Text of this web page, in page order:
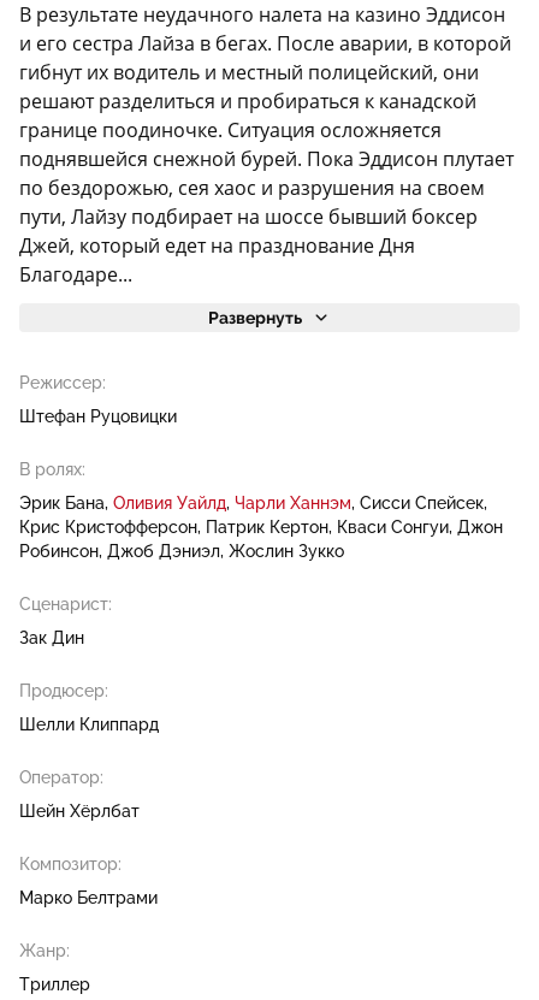
В результате неудачного налета на казино Эддисон
и его сестра Лайза в бегах. После аварии, в которой
гибнут их водитель и местный полицейский, они
решают разделиться и пробираться к канадской
границе поодиночке. Ситуация осложняется
поднявшейся снежной бурей. Пока Эддисон плутает
по бездорожью, сея хаос и разрушения на своем
пути, Лайзу подбирает на шоссе бывший боксер
Джей, который едет на празднование Дня
Благодаре...
Развернуть
Режиссер:
Штефан Руцовицки
В ролях:
Эрик Бана Оливия Уайлд Чарли Ханнэм Сисси Спейсек
Крис Кристофферсон Патрик Кертон Кваси Сонгуи Джон
Робинсон Джоб Дэниэл Жослин Зукко
Сценарист:
Зак Дин
Продюсер:
Шелли Клиппард
Оператор:
Шейн Хёрлбат
Композитор:
Марко Белтрами
Жанр:
Триллер